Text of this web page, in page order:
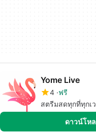
Yome Live
4 ฟรี
สตรีมสดทุกที่ทุกเ
ดาวน์โห